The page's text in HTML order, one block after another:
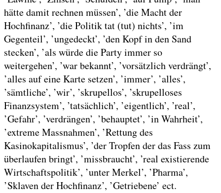
hätte damit rechnen müssen’, ’die Macht der
Hochfinanz’, ’die Politik tat (tut) nichts’, ’im
Gegenteil’, ’ungedeckt’, ’den Kopf in den Sand
stecken’, ’als würde die Party immer so
weitergehen’, ’war bekannt’, ’vorsätzlich verdrängt’,
’alles auf eine Karte setzen’, ’immer’, ’alles’,
’sämtliche’, ’wir’, ’skrupellos’, ’skrupelloses
Finanzsystem’, ’tatsächlich’, ’eigentlich’, ’real’,
’Gefahr’, ’verdrängen’, ’behauptet’, ’in Wahrheit’,
’extreme Massnahmen’, ’Rettung des
Kasinokapitalismus’, ’der Tropfen der das Fass zum
überlaufen bringt’, ’missbraucht’, ’real existierende
Wirtschaftspolitik’, ’unter Merkel’, ’Pharma’,
’Sklaven der Hochfinanz’, ’Getriebene’ ect.